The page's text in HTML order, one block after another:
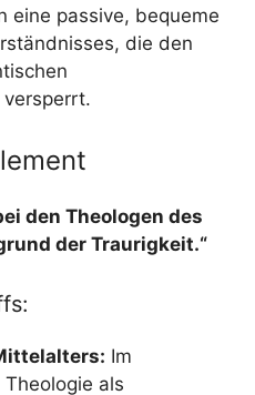
eine passive, bequeme
die den
den Theologen des
der Traurigkeit.“
Im
als